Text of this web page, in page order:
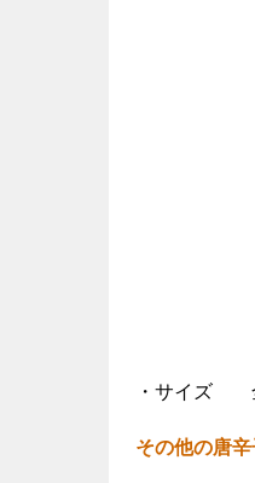
・サイズ
その他の唐